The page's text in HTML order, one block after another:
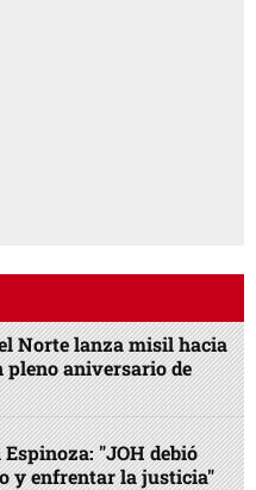
Norte lanza misil hacia
pleno aniversario de
"JOH debió
y enfrentar la justicia"